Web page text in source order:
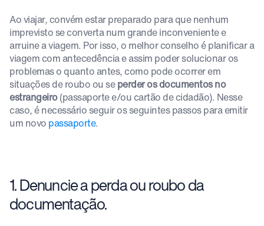
Ao viajar, convém estar preparado para que nenhum
imprevisto se converta num grande inconveniente e
arruine a viagem. Por isso, o melhor conselho é planificar a
viagem com antecedência e assim poder solucionar os
problemas o quanto antes, como pode ocorrer em
situações de roubo ou seperder os documentos no
estrangeiro(passaporte e/ou cartão de cidadão). Nesse
caso, é necessário seguir os seguintes passos para emitir
um novo passaporte.
1. Denuncie a perda ou roubo da
documentação.